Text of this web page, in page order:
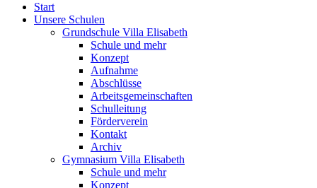
Start
Unsere Schulen
Grundschule Villa Elisabeth
Schule und mehr
Konzept
Aufnahme
Abschlüsse
Arbeitsgemeinschaften
Schulleitung
Förderverein
Kontakt
Archiv
Gymnasium Villa Elisabeth
Schule und mehr
Konzept